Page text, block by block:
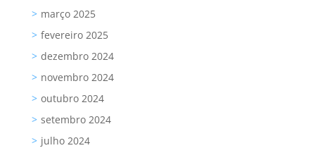
março 2025
fevereiro 2025
dezembro 2024
novembro 2024
outubro 2024
setembro 2024
julho 2024